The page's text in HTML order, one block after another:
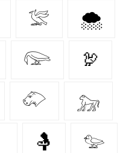
𓅛 🌨️
𓅼 🦃
𓄁 𓃷
🤱 𓅰